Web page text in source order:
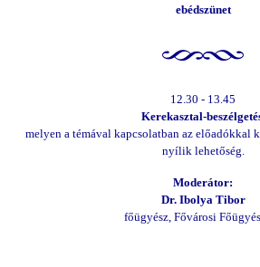
ebédszünet
12.30 - 13.45
Kerekasztal-
melyen a témával kapcsolatban az előadókkal
nyílik lehetőség.
Moderátor:
Dr. Ibolya Tibor
főügyész, Fővárosi